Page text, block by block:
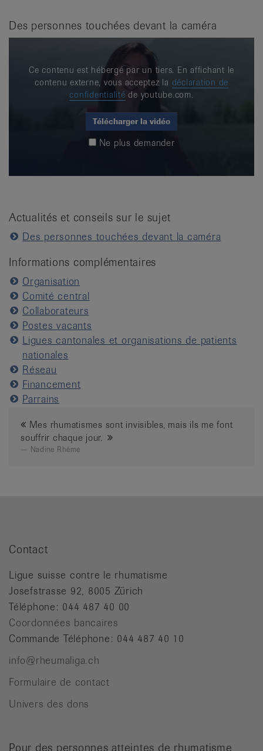
Des personnes touchées devant la caméra
Ce contenu est hébergé par un tiers. En affichant le
contenu externe, vous acceptez la déclaration de
confidentialité de youtube.com.
Télécharger la vidéo
Ne plus demander
Actualités et conseils sur le sujet
Des personnes touchées devant la caméra
Informations complémentaires
Organisation
Comité central
Collaborateurs
Postes vacants
Ligues cantonales et organisations de patients
nationales
Réseau
Financement
Parrains
Mes rhumatismes sont invisibles, mais ils me font
souffrir chaque jour.
Nadine Rhême
Contact
Ligue suisse contre le rhumatisme
Josefstrasse 92, 8005 Zürich
Téléphone: 044 487 40 00
Coordonnées bancaires
Commande Téléphone: 044 487 40 10
info@rheumaliga.ch
Formulaire de contact
Univers des dons
Pour des personnes atteintes de rhumatisme